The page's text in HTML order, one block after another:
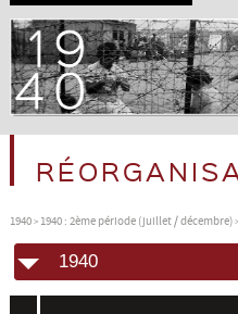
1939
1940
1940 1940 : 2ème période (juillet / décembre)
1940